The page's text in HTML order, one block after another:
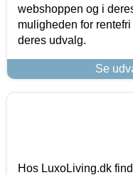
webshoppen og i
muligheden for
deres udvalg.
Se
Hos LuxoLiving.dk